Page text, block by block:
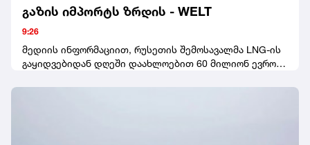
გაზის იმპორტს ზრდის - WELT
9:26
მედიის ინფორმაციით, რუსეთის შემოსავალმა LNG-ის
გაყიდვებიდან დღეში დაახლოებით 60 მილიონ ევროს
მსხვილი იმპორტიორი იყო.WELT-ის ცნობითვე, ივნისში